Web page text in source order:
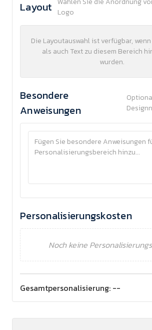
Layout
Logo
Die Layoutauswahl ist verfügbar,
als auch Text zu diesem Bereich
wurden.
Besondere
Anweisungen
Personalisierungskosten
Noch keine
Gesamtpersonalisierung: --